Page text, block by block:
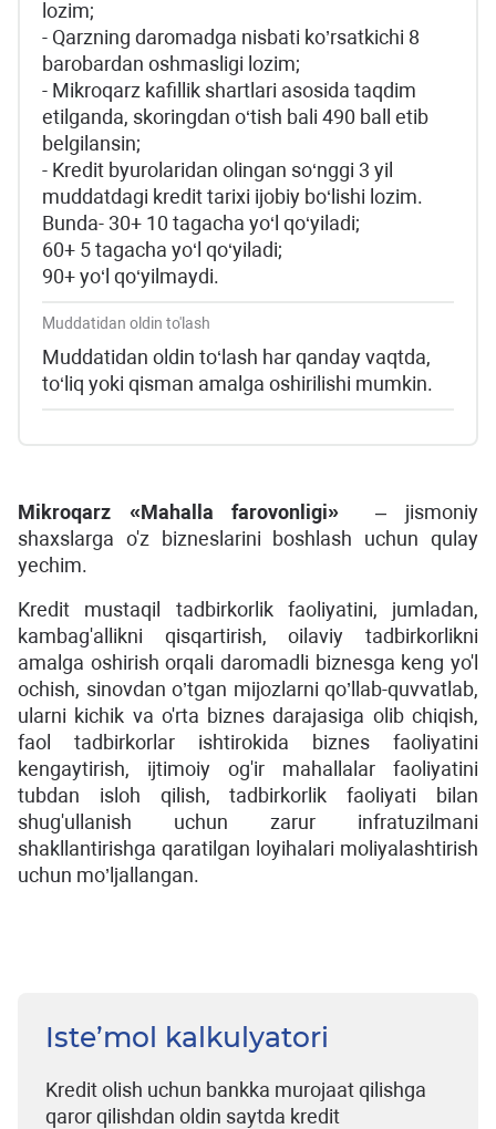
lozim;
- Qarzning daromadga nisbati ko’rsatkichi 8
barobardan oshmasligi lozim;
- Mikroqarz kafillik shartlari asosida taqdim
etilganda, skoringdan o‘tish bali 490 ball etib
belgilansin;
- Kredit byurolaridan olingan so‘nggi 3 yil
muddatdagi kredit tarixi ijobiy bo‘lishi lozim.
Bunda- 30+ 10 tagacha yo‘l qo‘yiladi;
60+ 5 tagacha yo‘l qo‘yiladi;
90+ yo‘l qo‘yilmaydi.
Muddatidan oldin to'lash
Muddatidan oldin to‘lash har qanday vaqtda,
to‘liq yoki qisman amalga oshirilishi mumkin.
Mikroqarz «Mahalla farovonligi» – jismoniy
shaxslarga o'z bizneslarini boshlash uсhun qulay
yechim.
Kredit mustaqil tadbirkorlik faoliyatini, jumladan,
kambag'allikni qisqartirish, oilaviy tadbirkorlikni
amalga oshirish orqali daromadli biznesga keng yo'l
ochish, sinovdan o’tgan mijozlarni qo’llab-quvvatlab,
ulаrni kichik va o'rta biznes darajasiga olib chiqish,
faol tadbirkorlar ishtirokida biznes faoliyatini
kengaytirish, ijtimoiy og'ir mahallalar faoliyatini
tubdan isloh qilish, tadbirkorlik faoliyati bilan
shug'ullanish uchun zarur infratuzilmani
shakllantirishga qaratilgan loyihalari moliyalashtirish
uchun mo’ljallangan.
Iste’mol kalkulyatori
Kredit olish uchun bankka murojaat qilishga
qaror qilishdan oldin saytda kredit